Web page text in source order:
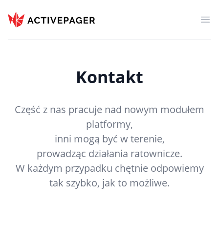
ActivePager
Kontakt
Część z nas pracuje nad nowym modułem
platformy,
inni mogą być w terenie,
prowadząc działania ratownicze.
W każdym przypadku chętnie odpowiemy
tak szybko, jak to możliwe.